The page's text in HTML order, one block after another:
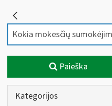
Paieška
Kategorijos